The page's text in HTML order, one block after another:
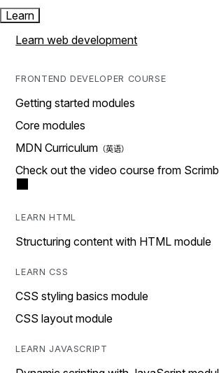
Learn
Learn web development
FRONTEND DEVELOPER COURSE
Getting started modules
Core modules
MDN Curriculum
Check out the video course from
LEARN HTML
Structuring content with HTML module
LEARN CSS
CSS styling basics module
CSS layout module
LEARN JAVASCRIPT